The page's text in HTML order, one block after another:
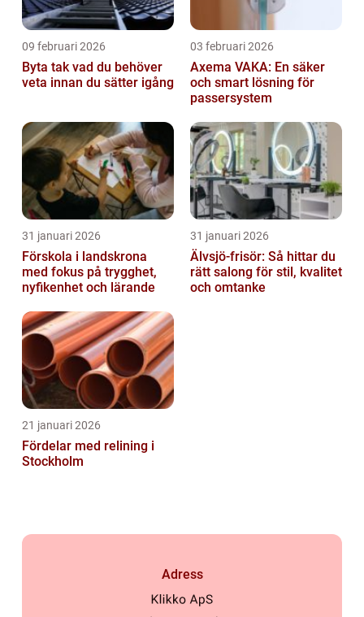
09 februari 2026
Byta tak vad du behöver
veta innan du sätter igång
03 februari 2026
Axema VAKA: En säker
och smart lösning för
passersystem
31 januari 2026
Förskola i landskrona
med fokus på trygghet,
nyfikenhet och lärande
31 januari 2026
Älvsjö-frisör: Så hittar du
rätt salong för stil, kvalitet
och omtanke
21 januari 2026
Fördelar med relining i
Stockholm
Adress